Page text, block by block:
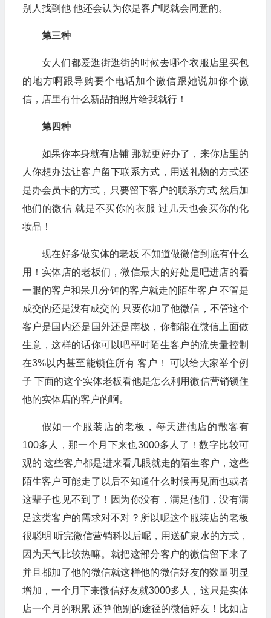
别人找到他 他还会认为你是客户呢就会同意的。
第三种
女人们都爱逛街逛街的时候去哪个衣服店里买包
的地方啊跟导购要个电话加个微信跟她说加你个微
信，店里有什么新品拍照片给我就行！
第四种
如果你本身就有店铺 那就更好办了，来你店里的
人你想办法让客户留下联系方式，用送礼物的方式还
是办会员卡的方式，只要留下客户的联系方式 然后加
他们的微信 就是不买你的衣服 过几天也会买你的化
妆品！
现在好多做实体的老板 不知道做微信到底有什么
用！实体店的老板们，微信最大的好处是吧进店的看
一眼的客户和呆几分钟的客户就走的陌生客户 不管是
成交的还是没有成交的 只要你加了他微信，不管这个
客户是国内还是国外还是南极，你都能在微信上面做
生意，这样的话你可以吧平时陌生客户的流失量控制
在3%以内甚至能锁住所有 客户！ 可以给大家举个例
子 下面的这个实体老板看他是怎么利用微信营销锁住
他的实体店的客户的啊。
假如一个服装店的老板，每天进他店的散客有
100多人，那一个月下来也3000多人了！数字比较可
观的 这些客户都是进来看几眼就走的陌生客户，这些
陌生客户可能走了以后不知道什么时候再见面也或者
这辈子也见不到了！因为你没有，满足他们，没有满
足这类客户的需求对不对？所以呢这个服装店的老板
很聪明 听完微信营销科以后呢，用送矿泉水的方式，
因为天气比较热嘛。就把这部分客户的微信留下来了
并且都加了他的微信就这样他的微信好友的数量明显
增加，一个月下来微信好友就3000多人，这只是实体
店一个月的积累 还算他别的途径的微信好友！比如店